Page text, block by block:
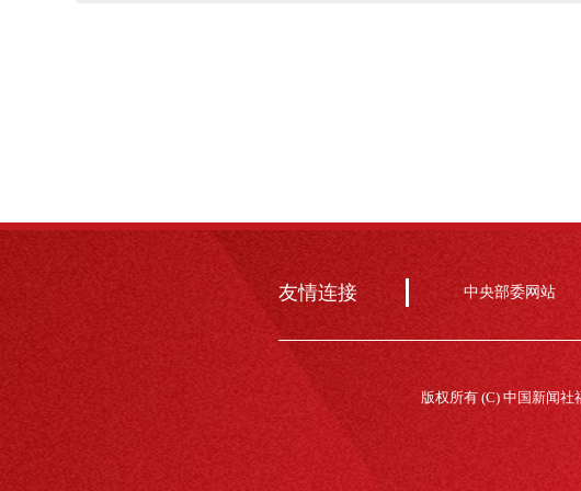
友情连接 中央部委网站
版权所有 (C) 中国新闻